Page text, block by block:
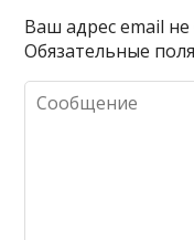
Ваш адрес email
Обязательные